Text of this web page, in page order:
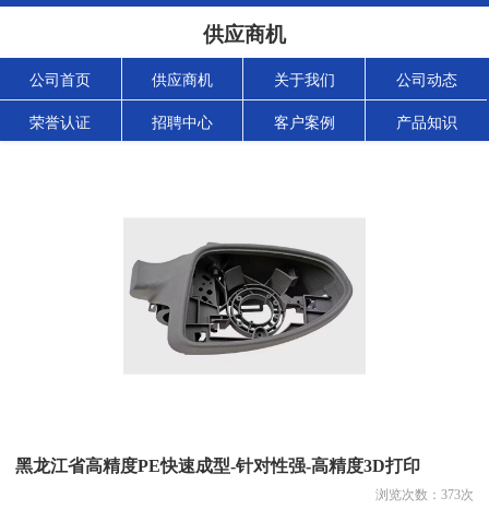
供应商机
公司首页 供应商机 关于我们 公司动态
荣誉认证 招聘中心 客户案例 产品知识
黑龙江省高精度PE快速成型-针对性强-高精度3D打印
浏览次数： 373次